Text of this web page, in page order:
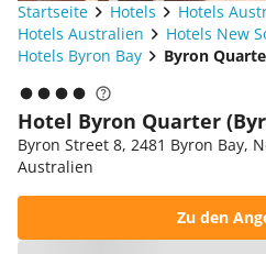
Startseite Hotels
Hotels
Hotels Australien
Hotels New
Hotels Byron Bay
Byron
Hotel Byron Quarter
Byron Street 8, 2481 Byron Bay,
Australien
Zu den